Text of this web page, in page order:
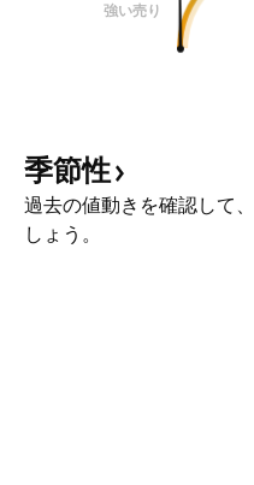
強い売り
季節性
過去の値動きを確認して
しょう。